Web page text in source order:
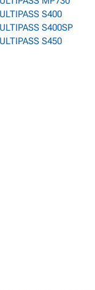
S400
S400SP
S450